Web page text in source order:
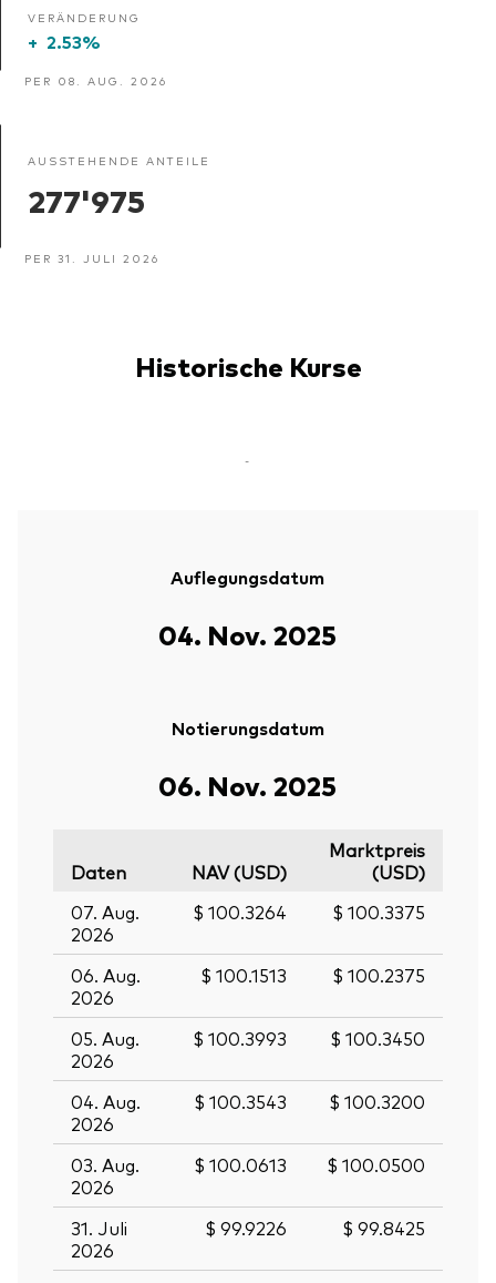
VERÄNDERUNG
+ 2.53%
PER 08. AUG. 2026
AUSSTEHENDE ANTEILE
277'975
PER 31. JULI 2026
Historische Kurse
-
Auflegungsdatum
04. Nov. 2025
Notierungsdatum
06. Nov. 2025
Daten NAV (USD)
Marktpreis
(USD)
07. Aug.
2026
$ 100.3264 $ 100.3375
06. Aug.
2026
$ 100.1513 $ 100.2375
05. Aug.
2026
$ 100.3993 $ 100.3450
04. Aug.
2026
$ 100.3543 $ 100.3200
03. Aug.
2026
$ 100.0613 $ 100.0500
31. Juli
2026
$ 99.9226 $ 99.8425